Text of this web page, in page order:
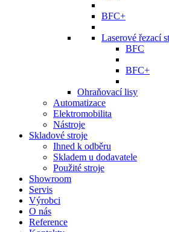
BFC+
Laserové řezací
BFC
BFC+
Ohraňovací lisy
Automatizace
Elektromobilita
Nástroje
Skladové stroje
Ihned k odběru
Skladem u dodavatele
Použité stroje
Showroom
Servis
Výrobci
O nás
Reference